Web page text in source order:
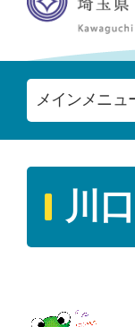
メインメニュ
川